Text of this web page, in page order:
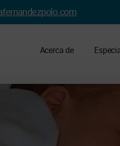
Acerca de